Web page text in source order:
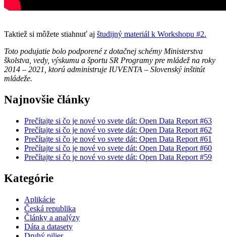
Taktiež si môžete stiahnuť aj študijný materiál k Workshopu #2.
Toto podujatie bolo podporené z dotačnej schémy Ministerstva
školstva, vedy, výskumu a športu SR Programy pre mládež na roky
2014 – 2021, ktorú administruje IUVENTA – Slovenský inštitút
mládeže.
Najnovšie články
Prečítajte si čo je nové vo svete dát: Open Data Report #63
Prečítajte si čo je nové vo svete dát: Open Data Report #62
Prečítajte si čo je nové vo svete dát: Open Data Report #61
Prečítajte si čo je nové vo svete dát: Open Data Report #60
Prečítajte si čo je nové vo svete dát: Open Data Report #59
Kategórie
Aplikácie
Česká republika
Články a analýzy
Dáta a datasety